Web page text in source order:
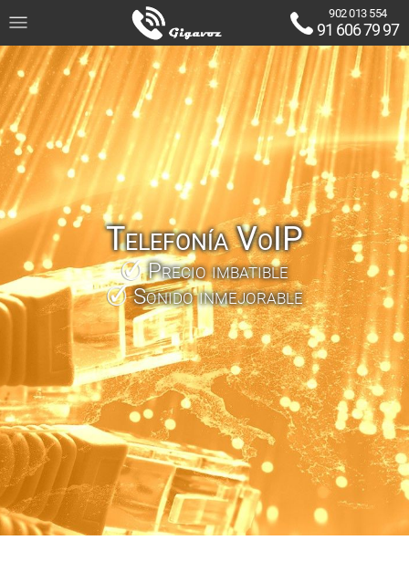
902 013 554
91 606 79 97
Telefonía VoIP
Precio imbatible
Sonido inmejorable